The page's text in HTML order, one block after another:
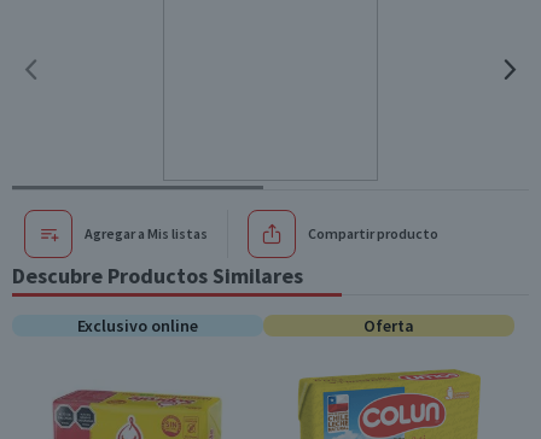
Agregar a Mis listas Compartir producto
Descubre Productos Similares
Exclusivo online Oferta